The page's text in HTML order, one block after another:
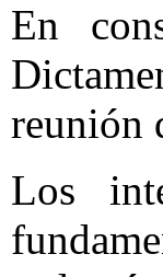
En
reunión
Los